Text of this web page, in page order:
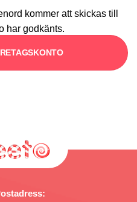
kommer att skickas till
har godkänts.